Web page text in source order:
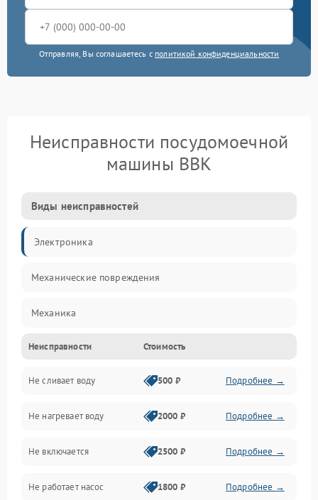
Отправляя, Вы соглашаетесь с политикой конфиденциальности
Неисправности посудомоечной
машины BBK
Виды неисправностей
Электроника
Механические повреждения
Механика
Управление
Электропитание
Датчики
Нагрев
Вода
Неисправности Стоимость
Не сливает воду 500 ₽ Подробнее →
Не нагревает воду 2000 ₽ Подробнее →
Не включается 2500 ₽ Подробнее →
Не работает насос 1800 ₽ Подробнее →